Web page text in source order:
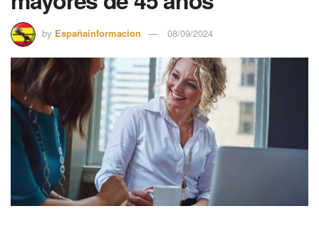
by Españainformacion 08/09/2024